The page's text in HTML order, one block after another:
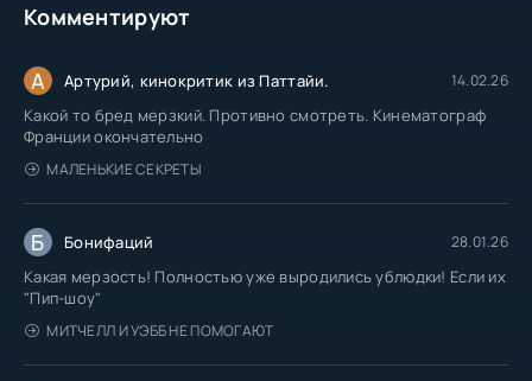
Комментируют
А Артурий, кинокритик из Паттайи. 14.02.26
Какой то бред мерзкий. Противно смотреть. Кинематограф
Франции окончательно
МАЛЕНЬКИЕ СЕКРЕТЫ
Б Бонифаций 28.01.26
Какая мерзость! Полностью уже выродились ублюдки! Если их
"Пип-шоу"
МИТЧЕЛЛ И УЭББ НЕ ПОМОГАЮТ